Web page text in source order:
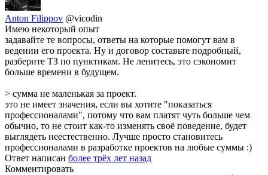
Anton Filippov @vicodin
Имею некоторый опыт
задавайте те вопросы, ответы на которые помогут вам в
ведении его проекта. Ну и договор составьте подробный,
разберите ТЗ по пунктикам. Не ленитесь, это сэкономит
больше времени в будущем.
> сумма не маленькая за проект.
это не имеет значения, если вы хотите "показаться
профессионалами", потому что вам платят чуть больше чем
обычно, то не стоит как-то изменять своё поведение, будет
выглядеть неестественно. Лучше просто становитесь
профессионалами в разработке проектов на любые суммы :)
Ответ написан более трёх лет назад
Комментировать